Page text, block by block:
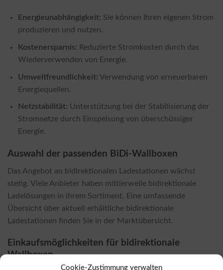
Cookie-Zustimmung verwalten
Energieunabhängigkeit: Sie können Ihren eigenen Strom
produzieren und nutzen.
Kostenersparnis: Reduzierte Stromkosten durch das
Wiederverwenden von Energie.
Umweltfreundlichkeit: Verwendung von erneuerbaren
Energiequellen.
Netzstabilität: Unterstützung bei der Stabilisierung der
Stromnetze durch Einspeisung von überschüssiger
Energie.
Auswahl der passenden BiDi-Wallboxen
Das Angebot an bidirektionalen Ladestationen wächst
stetig. Viele Anbieter haben mittlerweile bidirektionale
Ladelösungen in ihrem Sortiment. Eine umfassende
Übersicht über aktuell erhältliche bidirektionale
Ladestationen finden Sie in der Marktübersicht.
Einkaufsmöglichkeiten für bidirektionale
Wallboxen